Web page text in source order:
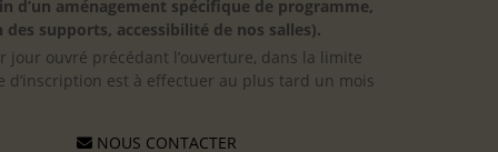
d’un aménagement spécifique de programme,
supports, accessibilité de nos salles).
jour ouvré précédant l’ouverture, dans la limite
est à effectuer au plus tard un mois
NOUS CONTACTER